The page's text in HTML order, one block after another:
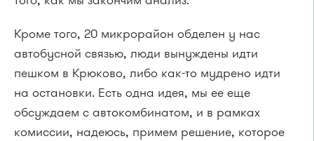
Кроме того, 20 микрорайон обделен у нас
автобусной связью, люди вынуждены идти
пешком в Крюково, либо как-то мудрено идти
на остановки. Есть одна идея, мы ее еще
обсуждаем с автокомбинатом, и в рамках
комиссии, надеюсь, примем решение, которое